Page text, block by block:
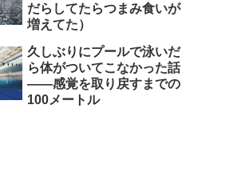
だらしてたらつまみ食いが
増えてた）
久しぶりにプールで泳いだ
ら体がついてこなかった話
――感覚を取り戻すまでの
100メートル